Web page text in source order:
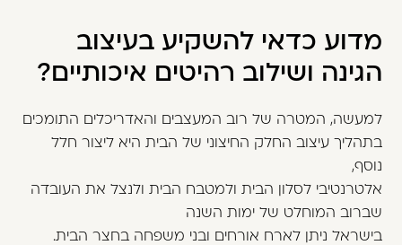
מדוע כדאי להשקיע בעיצוב
הגינה ושילוב רהיטים איכותיים?
למעשה, המטרה של רוב המעצבים והאדריכלים התומכים
בתהליך עיצוב החלק החיצוני של הבית היא ליצור חלל
נוסף,
אלטרנטיבי לסלון הבית ולמטבח הבית ולנצל את העובדה
שברוב המוחלט של ימות השנה
בישראל ניתן לארח אורחים ובני משפחה בחצר הבית.